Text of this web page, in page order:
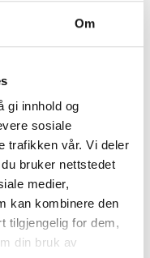
Om
gi innhold og
sosiale
trafikken vår. Vi deler
bruker nettstedet
medier,
kan kombinere den
tilgjengelig for dem,
din bruk av
matvarer -
innkjøpshistorikken
og sørg for
fra de riktige
påvirker
varer for å raskt
menyer med